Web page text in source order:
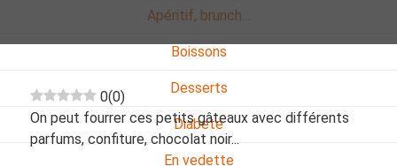
Apéritif, brunch…
Boissons
Desserts
Diabete
En vedette
0(0)
On peut fourrer ces petits gâteaux avec différents
parfums, confiture, chocolat noir...